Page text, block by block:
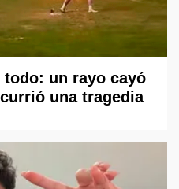
un rayo cayó
una tragedia